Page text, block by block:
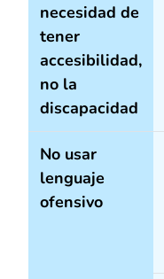
necesidad de
tener
accesibilidad,
no la
discapacidad
No usar
lenguaje
ofensivo